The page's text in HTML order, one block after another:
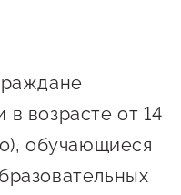
возрасте от 14
обучающиеся